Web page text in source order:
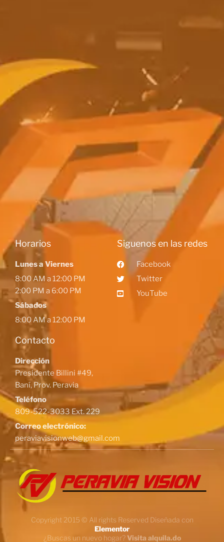
Horarios
Lunes a Viernes
8:00 AM a 12:00 PM
2:00 PM a 6:00 PM
Sábados
8:00 AM a 12:00 PM
Contacto
Dirección
Presidente Billini #49,
Baní, Prov. Peravia
Teléfono
809-522-3033 Ext. 229
Correo electrónico:
peraviavisionweb@gmail.com
Siguenos en las redes
Facebook
Twitter
YouTube
Copyright 2015 © All rights Reserved Diseñada con
Elementor
¿Buscas un nuevo hogar?Visita alquila.do